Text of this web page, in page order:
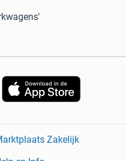
Zakelijk